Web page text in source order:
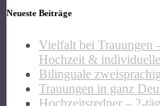
Neueste Beiträge
Vielfalt bei Trauungen
Hochzeit &
Bilinguale
Trauungen in ganz
Hochzeitsredner – 2-